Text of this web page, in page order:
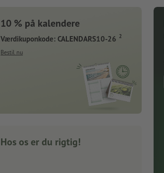
10 % på kalendere
Værdikuponkode: CALENDARS10-26 2
Bestil nu
Hos os er du rigtig!